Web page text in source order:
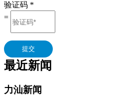
验证码 *
=
提交
最近新闻
力汕新闻